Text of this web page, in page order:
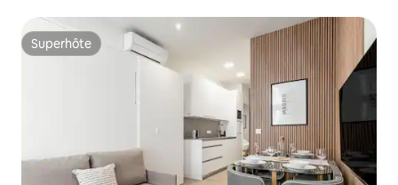
Superhôte
Superhôte